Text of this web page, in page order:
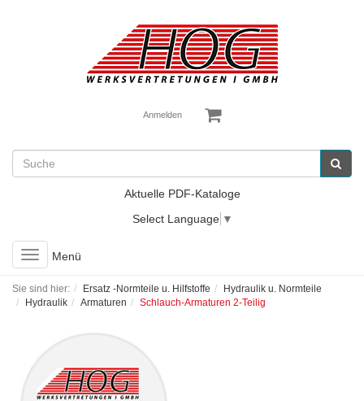
Anmelden
Aktuelle PDF-Kataloge
Select Language ▼
Toggle
navigation
Menü
Sie sind hier: Ersatz -Normteile u. Hilfstoffe
Hydraulik u. Normteile
Hydraulik
Armaturen Schlauch-Armaturen 2-Teilig